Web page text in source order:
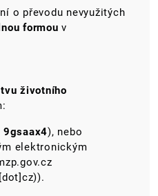
o převodu nevyužitých
formou v
životního
9gsaax4), nebo
elektronickým
).